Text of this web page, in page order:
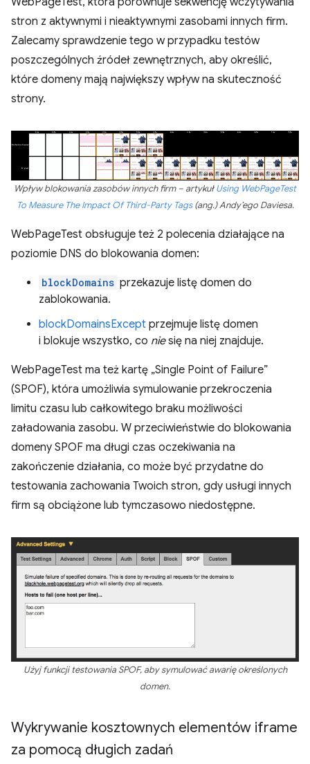
stron z aktywnymi i nieaktywnymi zasobami innych firm.
Zalecamy sprawdzenie tego w przypadku testów
poszczególnych źródeł zewnętrznych, aby określić,
które domeny mają największy wpływ na skuteczność
strony.
Wpływ blokowania zasobów innych firm – artykułUsing WebPageTest
To Measure The Impact Of Third-Party Tags(ang.) Andy’ego Daviesa.
WebPageTest obsługuje też 2 polecenia działające na
poziomie DNS do blokowania domen:
blockDomains przekazuje listę domen do
zablokowania.
blockDomainsExcept przejmuje listę domen
i blokuje wszystko, co niesię na niej znajduje.
WebPageTest ma też kartę „Single Point of Failure”
(SPOF), która umożliwia symulowanie przekroczenia
limitu czasu lub całkowitego braku możliwości
załadowania zasobu. W przeciwieństwie do blokowania
domeny SPOF ma długi czas oczekiwania na
zakończenie działania, co może być przydatne do
testowania zachowania Twoich stron, gdy usługi innych
firm są obciążone lub tymczasowo niedostępne.
Użyj funkcji testowania SPOF, aby symulować awarię określonych
domen.
Wykrywanie kosztownych elementów iframe
za pomocą długich zadań